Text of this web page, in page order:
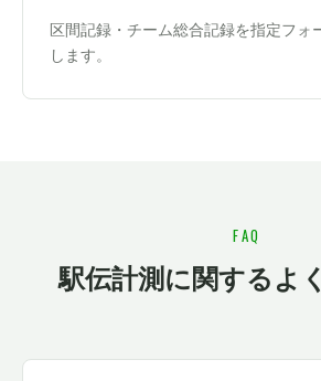
区間記録・チーム総合記録を指定フォ
します。
FAQ
駅伝計測に関するよ